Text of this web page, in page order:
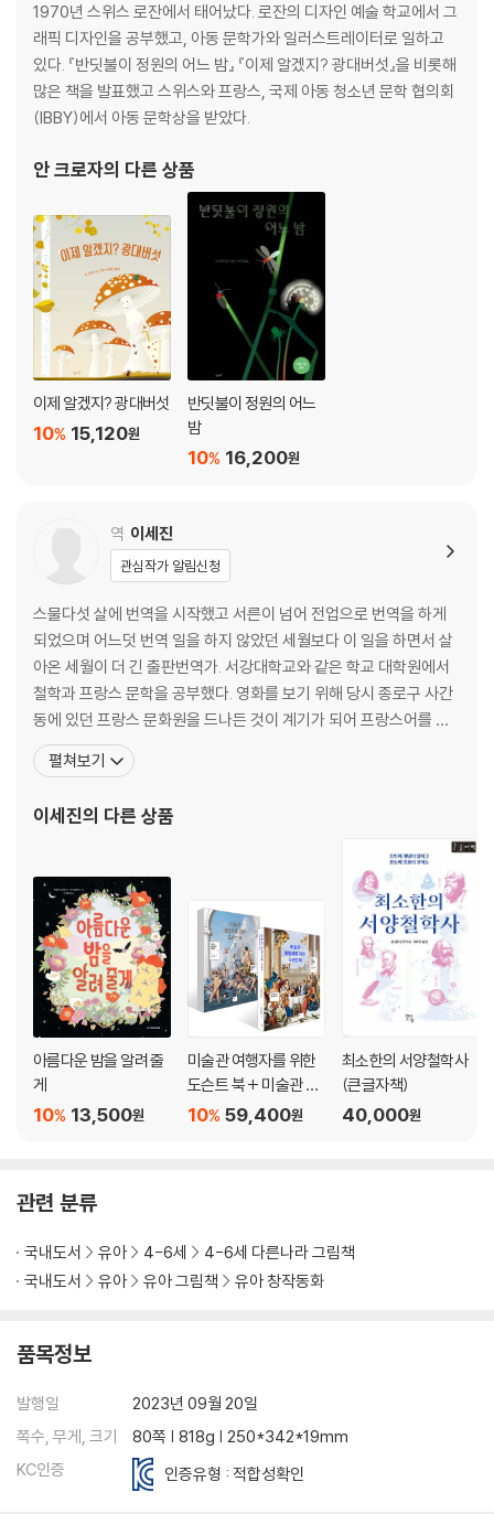
을 이야기하는 이 그림책은, 동그란 빨강 갓을 지닌 어여쁜 독버섯, 광대버
섯이 마치 숲을 찾는 인간에게 호소하는 것만 같은 그림책이다.
1970년 스위스 로잔에서 태어났다. 로잔의 디자인 예술 학교에서 그
래픽 디자인을 공부했고, 아동 문학가와 일러스트레이터로 일하고
있다. 『반딧불이 정원의 어느 밤』 『이제 알겠지? 광대버섯』을 비롯해
많은 책을 발표했고 스위스와 프랑스, 국제 아동 청소년 문학 협의회
(IBBY)에서 아동 문학상을 받았다.
안 크로자의 다른 상품
이제 알겠지? 광대버섯
15,120원
10%
반딧불이 정원의 어느
밤
16,200원
10%
역 이세진
관심작가 알림신청
스물다섯 살에 번역을 시작했고 서른이 넘어 전업으로 번역을 하게
되었으며 어느덧 번역 일을 하지 않았던 세월보다 이 일을 하면서 살
아온 세월이 더 긴 출판번역가. 서강대학교와 같은 학교 대학원에서
철학과 프랑스 문학을 공부했다. 영화를 보기 위해 당시 종로구 사간
동에 있던 프랑스 문화원을 드나든 것이 계기가 되어 프랑스어를 배
우기 시작했고, 프랑스 문학에 매력을 느껴 대학원에서 계속 공부할
마음을 먹게 되었다. 공부를 하기 위해 프랑스에도 잠시 다녀왔지만,
들였던 번역 일로 돌아왔다. 처음에는 진지하게 직업으
펼쳐보기
이세진의 다른 상품
아름다운 밤을 알려 줄
게
13,500원
10%
미술관 여행자를 위한
도슨트 북 + 미술관 여
행자를 위한 도슨트 북 I
59,400원
10%
최소한의 서양철학사
(큰글자책)
40,000원
관련 분류
국내도서 유아 4-6세
4-6세 다른나라 그림책
국내도서
유아 유아 그림책 유아 창작동화
품목정보
발행일
2023년 09월 20일
쪽수, 무게, 크기
80쪽 | 818g | 250*342*19mm
KC인증
인증유형 : 적합성확인